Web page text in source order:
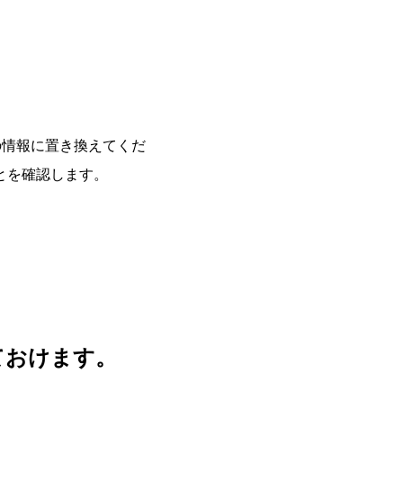
報に置き換えてくだ
確認します。
けます。